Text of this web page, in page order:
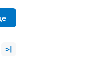
>|